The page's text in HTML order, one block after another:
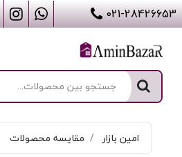
021-28426653
امین بازار مقایسه محصولات